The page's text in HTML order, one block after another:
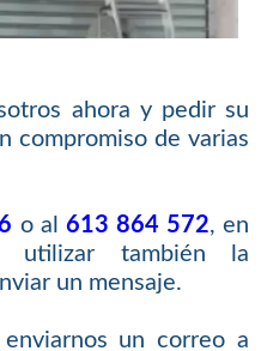
ahora y pedir su
compromiso de varias
o al 613 864 572, en
utilizar también la
un mensaje.
un correo a